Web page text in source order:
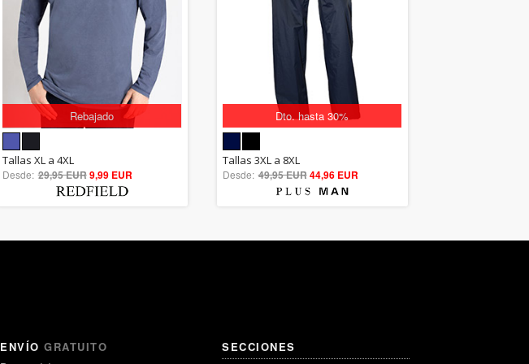
Rebajado
5.00
out of 5
Tallas XL a 4XL
Desde: 29,95 EUR9,99 EUR
Dto. hasta 30%
5.00
out of 5
Tallas 3XL a 8XL
Desde: 49,95 EUR44,96 EUR
ENVÍO GRATUITO
SECCIONES